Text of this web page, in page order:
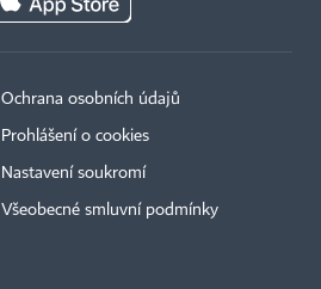
Ochrana osobních údajů
Prohlášení o cookies
Nastavení soukromí
Všeobecné smluvní podmínky